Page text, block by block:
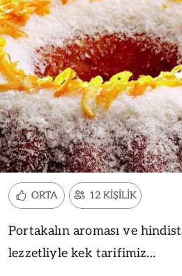
ORTA 12 KİŞİLİK
Portakalın aroması ve
lezzetliyle kek tarifimiz...